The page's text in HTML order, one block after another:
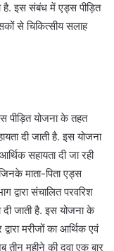
है. इस संबंध में एड्स पीड़ित
से चिकित्सीय सलाह
पीड़ित योजना के तहत
दी जाती है. इस योजना
सहायता दी जा रही
माता-पिता एड्स
द्वारा संचालित परवरिश
जाती है. इस योजना के
मरीजों का आर्थिक एवं
महीने की दवा एक बार